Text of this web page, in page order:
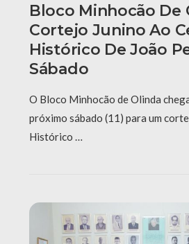
Bloco Minhocão De
Cortejo Junino Ao
Histórico De João
Sábado
O Bloco Minhocão de Olinda
próximo sábado (11) para um
Histórico …